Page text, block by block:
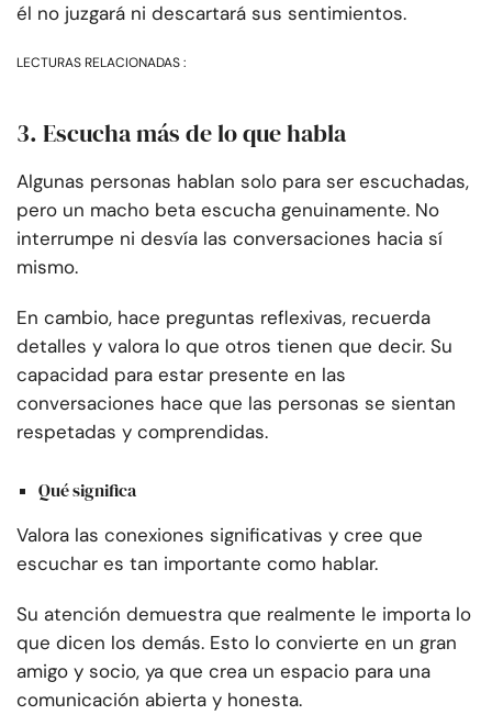
él no juzgará ni descartará sus sentimientos.
LECTURAS RELACIONADAS :
3. Escucha más de lo que habla
Algunas personas hablan solo para ser escuchadas,
pero un macho beta escucha genuinamente. No
interrumpe ni desvía las conversaciones hacia sí
mismo.
En cambio, hace preguntas reflexivas, recuerda
detalles y valora lo que otros tienen que decir. Su
capacidad para estar presente en las
conversaciones hace que las personas se sientan
respetadas y comprendidas.
Qué significa
Valora las conexiones significativas y cree que
escuchar es tan importante como hablar.
Su atención demuestra que realmente le importa lo
que dicen los demás. Esto lo convierte en un gran
amigo y socio, ya que crea un espacio para una
comunicación abierta y honesta.